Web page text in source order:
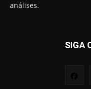
análises.
SIGA